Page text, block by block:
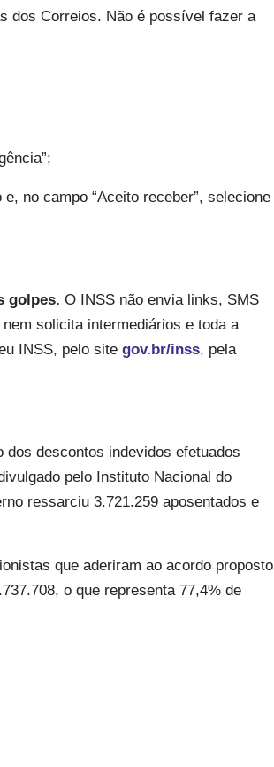
dos Correios. Não é possível fazer a
no campo “Aceito receber”, selecione
golpes. O INSS não envia links, SMS
solicita intermediários e toda a
INSS, pelo site gov.br/inss, pela
descontos indevidos efetuados
pelo Instituto Nacional do
ressarciu 3.721.259 aposentados e
que aderiram ao acordo proposto
o que representa 77,4% de